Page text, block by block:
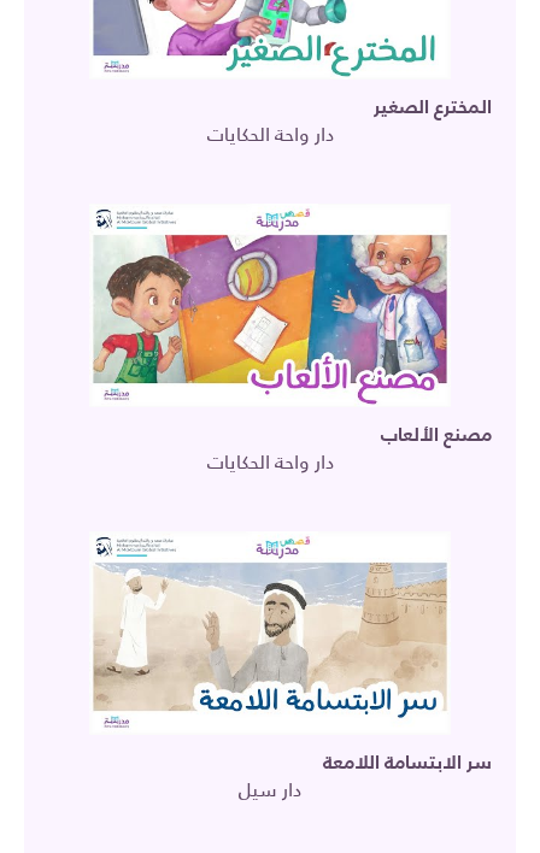
المخترع الصغير
دار واحة الحكايات
مصنع الألعاب
دار واحة الحكايات
سر الابتسامة اللامعة
دار سيل